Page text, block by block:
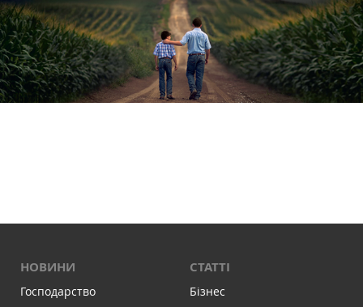
НОВИНИ
Господарство
СТАТТІ
Бізнес